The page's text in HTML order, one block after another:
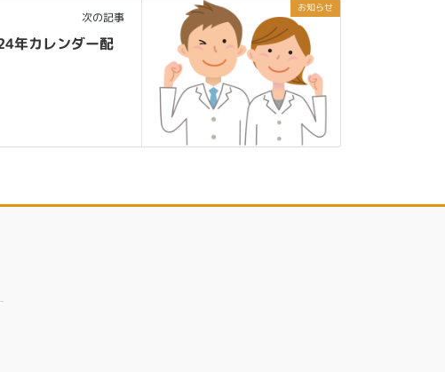
お知らせ
次の記事
年カレンダー配